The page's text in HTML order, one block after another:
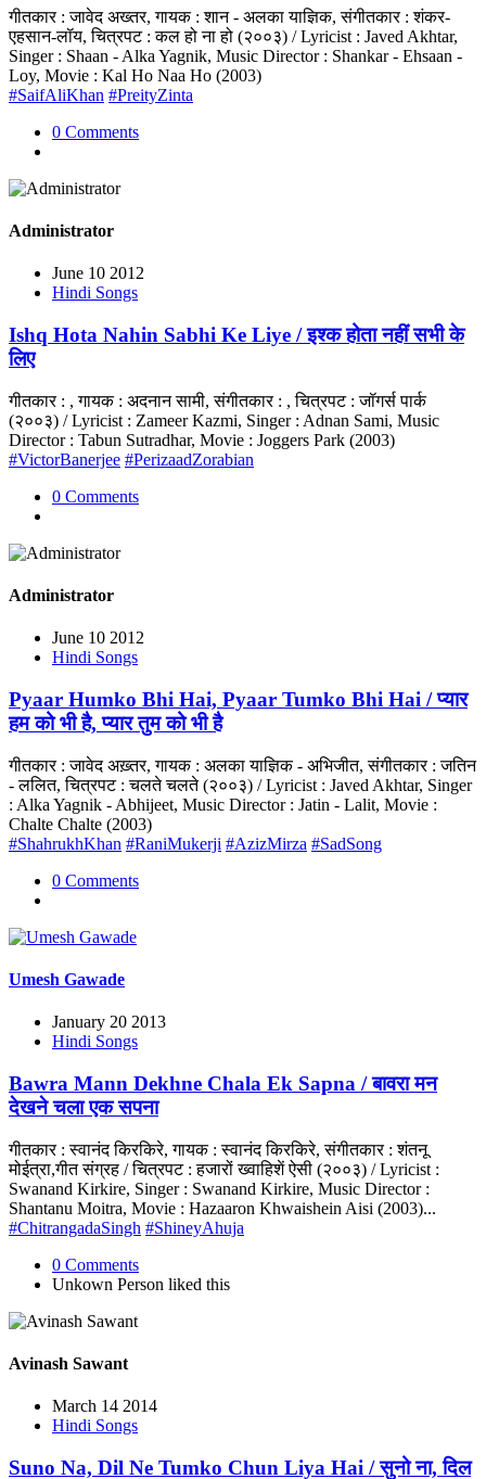
गीतकार : जावेद अख्तर, गायक : शान - अलका याज्ञिक, संगीतकार : शंकर-
एहसान-लॉय, चित्रपट : कल हो ना हो (२००३) / Lyricist : Javed Akhtar,
Singer : Shaan - Alka Yagnik, Music Director : Shankar - Ehsaan -
Loy, Movie : Kal Ho Naa Ho (2003)
#SaifAliKhan #PreityZinta
0 Comments
Administrator
June 10 2012
Hindi Songs
Ishq Hota Nahin Sabhi Ke Liye / इश्क होता नहीं सभी के
लिए
गीतकार : , गायक : अदनान सामी, संगीतकार : , चित्रपट : जॉगर्स पार्क
(२००३) / Lyricist : Zameer Kazmi, Singer : Adnan Sami, Music
Director : Tabun Sutradhar, Movie : Joggers Park (2003)
#VictorBanerjee #PerizaadZorabian
0 Comments
Administrator
June 10 2012
Hindi Songs
Pyaar Humko Bhi Hai, Pyaar Tumko Bhi Hai / प्यार
हम को भी है, प्यार तुम को भी है
गीतकार : जावेद अख़्तर, गायक : अलका याज्ञिक - अभिजीत, संगीतकार : जतिन
- ललित, चित्रपट : चलते चलते (२००३) / Lyricist : Javed Akhtar, Singer
: Alka Yagnik - Abhijeet, Music Director : Jatin - Lalit, Movie :
Chalte Chalte (2003)
#ShahrukhKhan #RaniMukerji #AzizMirza #SadSong
0 Comments
Umesh Gawade
January 20 2013
Hindi Songs
Bawra Mann Dekhne Chala Ek Sapna / बावरा मन
देखने चला एक सपना
गीतकार : स्वानंद किरकिरे, गायक : स्वानंद किरकिरे, संगीतकार : शंतनू
मोईत्रा,गीत संग्रह / चित्रपट : हजारों ख्वाहिशें ऐसी (२००३) / Lyricist :
Swanand Kirkire, Singer : Swanand Kirkire, Music Director :
Shantanu Moitra, Movie : Hazaaron Khwaishein Aisi (2003)...
#ChitrangadaSingh #ShineyAhuja
0 Comments
Unkown Person liked this
Avinash Sawant
March 14 2014
Hindi Songs
Suno Na, Dil Ne Tumko Chun Liya Hai / सुनो ना, दिल